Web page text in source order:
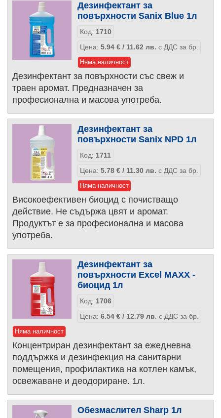
Дезинфектант за
повърхности Sanix Blue 1л
Код: 1710
Цена: 5.94 €/ 11.62 лв. с ДДС за бр.
Няма наличност
Дезинфектант за повърхности със свеж и
траен аромат. Предназначен за
професионална и масова употреба.
Дезинфектант за
повърхности Sanix NPD 1л
Код: 1711
Цена: 5.78 €/ 11.30 лв. с ДДС за бр.
Няма наличност
Високоефективен биоцид с почистващо
действие. Не съдържа цвят и аромат.
Продуктът е за професионална и масова
употреба.
Дезинфектант за
повърхности Excel MAXX -
биоцид 1л
Код: 1706
Цена: 6.54 €/ 12.79 лв. с ДДС за бр.
Няма наличност
Концентриран дезинфектант за ежедневна
поддържка и дезинфекция на санитарни
помещения, профилактика на котлен камък,
освежаване и деодориране. 1л.
Обезмаслител Sharp 1л